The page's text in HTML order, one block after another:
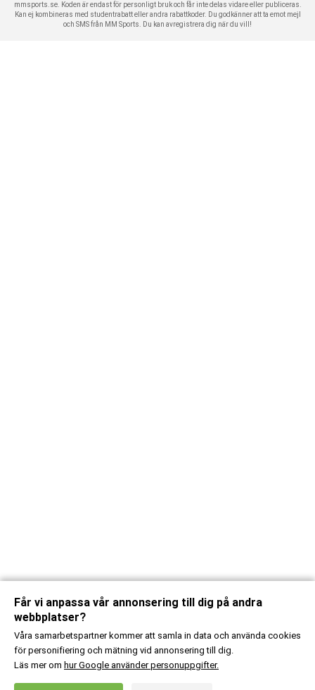
X
mmsports.se. Koden är endast för personligt bruk och får inte delas vidare eller publiceras.
Kan ej kombineras med studentrabatt eller andra rabattkoder. Du godkänner att ta emot mejl
och SMS från MM Sports. Du kan avregistrera dig när du vill!
Får vi anpassa vår annonsering till dig på andra
webbplatser?
Våra samarbetspartner kommer att samla in data och använda cookies
för personifiering och mätning vid annonsering till dig.
Läs mer om hur Google använder personuppgifter.